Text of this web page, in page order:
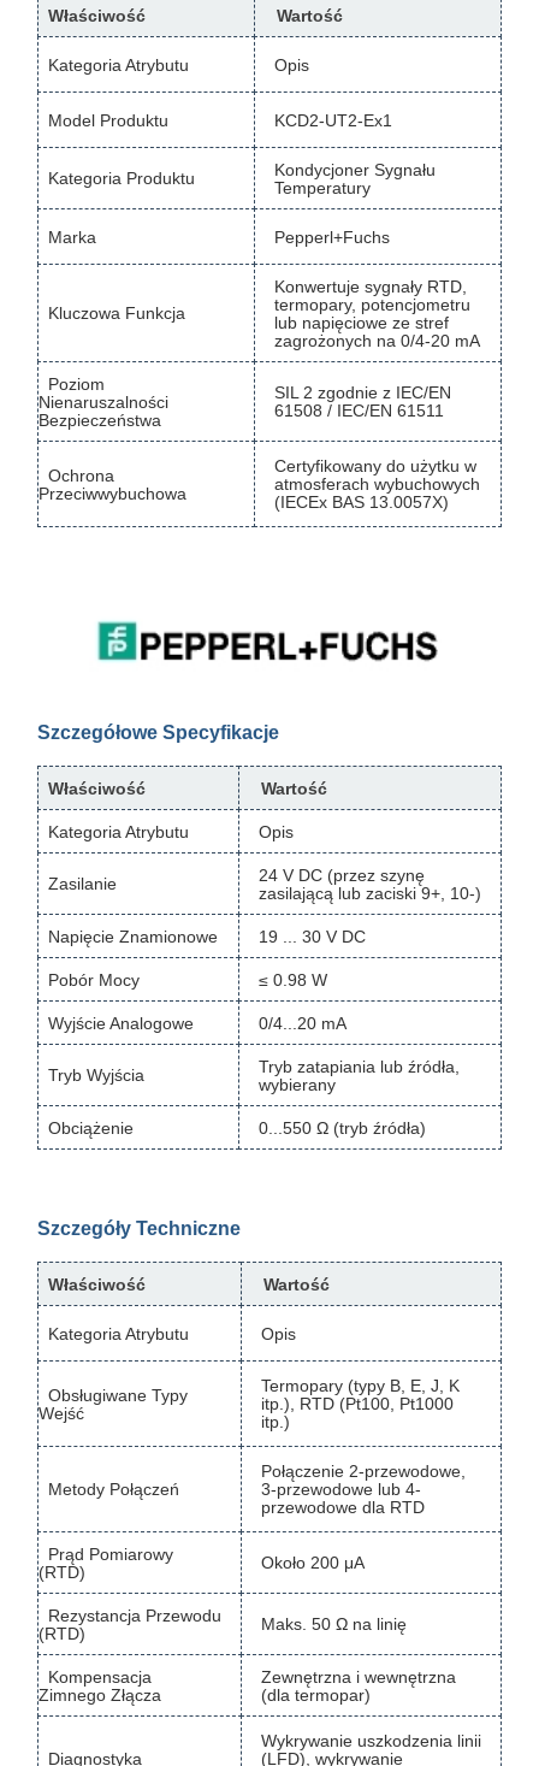
Właściwość Wartość
Kategoria Atrybutu Opis
Model Produktu KCD2-UT2-Ex1
Kategoria Produktu
Kondycjoner Sygnału
Temperatury
Marka Pepperl+Fuchs
Kluczowa Funkcja
Konwertuje sygnały RTD,
termopary, potencjometru
lub napięciowe ze stref
zagrożonych na 0/4-20 mA
Poziom
Nienaruszalności
Bezpieczeństwa
SIL 2 zgodnie z IEC/EN
61508 / IEC/EN 61511
Ochrona
Przeciwwybuchowa
Certyfikowany do użytku w
atmosferach wybuchowych
(IECEx BAS 13.0057X)
Szczegółowe Specyfikacje
Właściwość Wartość
Kategoria Atrybutu Opis
Zasilanie
24 V DC (przez szynę
zasilającą lub zaciski 9+, 10-)
Napięcie Znamionowe 19 ... 30 V DC
Pobór Mocy ≤ 0.98 W
Wyjście Analogowe 0/4...20 mA
Tryb Wyjścia
Tryb zatapiania lub źródła,
wybierany
Obciążenie 0...550 Ω (tryb źródła)
Szczegóły Techniczne
Właściwość Wartość
Kategoria Atrybutu Opis
Obsługiwane Typy
Wejść
Termopary (typy B, E, J, K
itp.), RTD (Pt100, Pt1000
itp.)
Metody Połączeń
Połączenie 2-przewodowe,
3-przewodowe lub 4-
przewodowe dla RTD
Prąd Pomiarowy
(RTD)
Około 200 μA
Rezystancja Przewodu
(RTD)
Maks. 50 Ω na linię
Kompensacja
Zimnego Złącza
Zewnętrzna i wewnętrzna
(dla termopar)
Diagnostyka
Wykrywanie uszkodzenia linii
(LFD), wykrywanie